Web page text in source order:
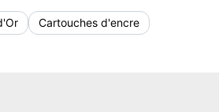
Cartouches d'encre